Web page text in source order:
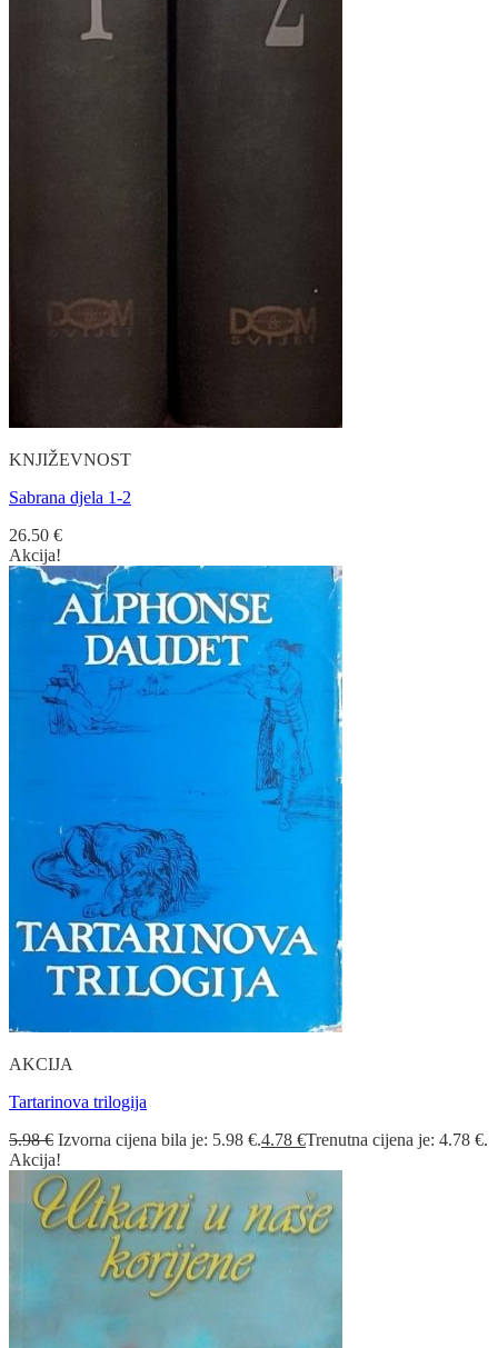
KNJIŽEVNOST
Sabrana djela 1-2
26.50 €
Akcija!
AKCIJA
Tartarinova trilogija
5.98€ Izvorna cijena bila je: 5.98 €.4.78 €Trenutna cijena je: 4.78 €.
Akcija!